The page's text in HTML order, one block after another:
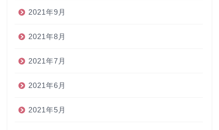
2021年9月
2021年8月
2021年7月
2021年6月
2021年5月